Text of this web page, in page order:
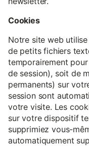
Cookies
Notre site web
de petits fichiers
temporairement
de session), soit de
permanents) sur
session sont
votre visite. Les
sur votre dispositif
supprimiez vous-
automatiquement